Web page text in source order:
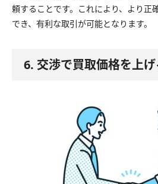
頼することです。これにより、より正
でき、有利な取引が可能となります。
6. 交渉で買取価格を上